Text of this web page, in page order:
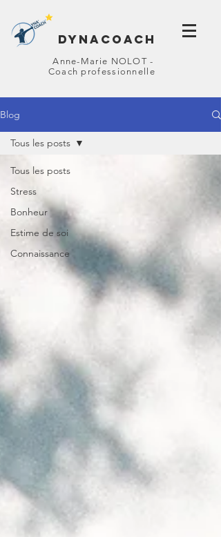
DYNACOACH
Anne-Marie NOLOT -
Coach professionnelle
Blog
Tous les posts
Stress
Bonheur
Estime de soi
Connaissance
Tous les posts